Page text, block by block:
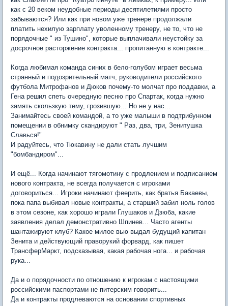
как с 20 веком неудобные периоды десятилетиями просто
забываются? Или как при новом уже тренере продолжали
платить нехилую зарплату уволенному тренеру, не то, что не
порядочные " из Тушино", которые выплачивали неустойку за
досрочное расторжение контракта... пропитанную в контракте...
Когда любимая команда синих в бело-голубом играет весьма
странный и подозрительный матч, руководители российского
футбола Митрофанов и Дюков почему-то молчат про поддавки, а
Гена решил спеть очередную песню про Спартак, когда нужно
замять скользкую тему, грозившую... Но не у нас...
Занимайтесь своей командой, а то уже малыши в подтрибунном
помещении в обнимку скандируют " Раз, два, три, Зенитушка
Славься!"
И радуйтесь, что Тюкавину не дали стать лучшим
"бомбандиром"...
И ещё... Когда начинают тягомотину с продлением и подписанием
нового контракта, не всегда получается с игроками
договориться... Игроки начинают феерить, как братья Бакаевы,
пока папа выбивал новые контракты, а старший забил ноль голов
в этом сезоне, как хорошо играли Глушаков и Дзюба, какие
заявления делал демонстративно Шпинев... Часто агенты
шантажируют клуб? Какое милое вью выдал будущий капитан
Зенита и действующий праворукий форвард, как пишет
ТрансферМаркт, подсказывая, какая рабочая нога... и рабочая
рука...
Да и о порядочности по отношению к игрокам с настоящими
российскими паспортами не питерским говорить...
Да и контракты продлеваются на основании спортивных